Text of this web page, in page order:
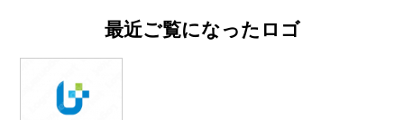
最近ご覧になったロゴ